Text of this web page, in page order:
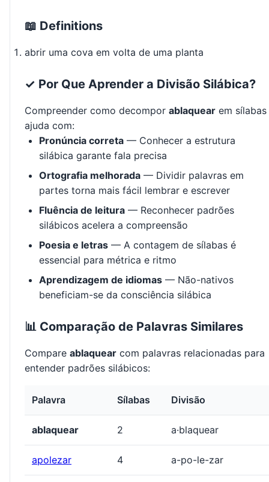
📖 Definitions
abrir uma cova em volta de uma planta
✓ Por Que Aprender a Divisão Silábica?
Compreender como decompor ablaquear em sílabas
ajuda com:
Pronúncia correta — Conhecer a estrutura
silábica garante fala precisa
Ortografia melhorada — Dividir palavras em
partes torna mais fácil lembrar e escrever
Fluência de leitura — Reconhecer padrões
silábicos acelera a compreensão
Poesia e letras — A contagem de sílabas é
essencial para métrica e ritmo
Aprendizagem de idiomas — Não-nativos
beneficiam-se da consciência silábica
📊 Comparação de Palavras Similares
Compare ablaquear com palavras relacionadas para
entender padrões silábicos:
Palavra Sílabas Divisão
ablaquear 2 a·blaquear
apolezar 4 a-po-le-zar